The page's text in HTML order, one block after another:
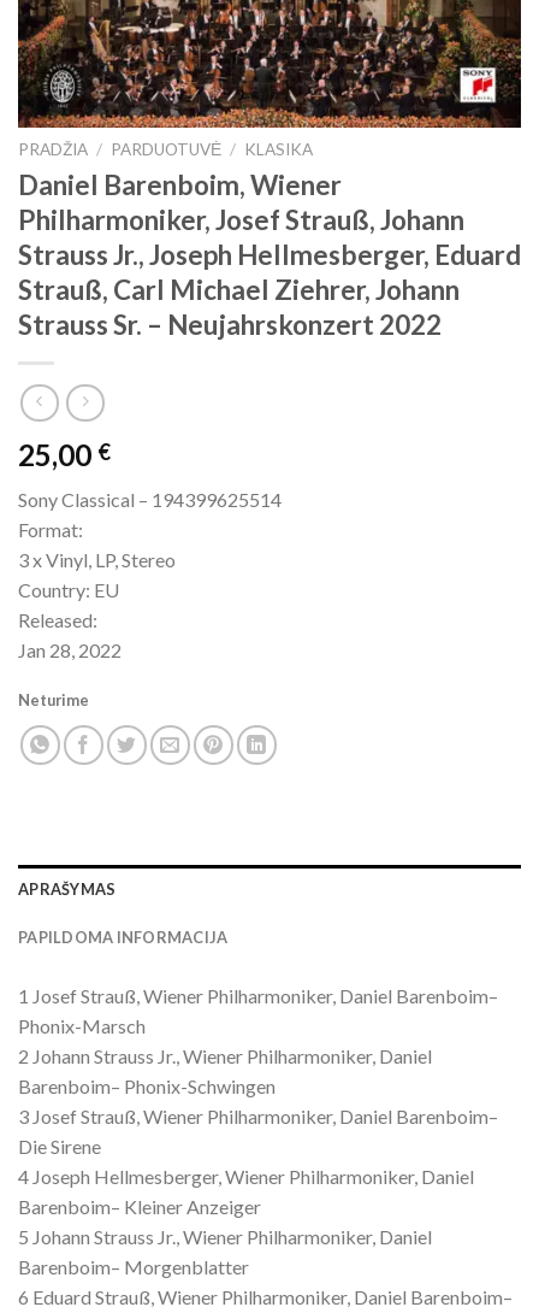
PRADŽIA / PARDUOTUVĖ / KLASIKA
Daniel Barenboim, Wiener
Philharmoniker, Josef Strauß, Johann
Strauss Jr., Joseph Hellmesberger, Eduard
Strauß, Carl Michael Ziehrer, Johann
Strauss Sr. – Neujahrskonzert 2022
25,00 €
Sony Classical – 194399625514
Format:
3 x Vinyl, LP, Stereo
Country: EU
Released:
Jan 28, 2022
Neturime
APRAŠYMAS
PAPILDOMA INFORMACIJA
1 Josef Strauß, Wiener Philharmoniker, Daniel Barenboim–
Phonix-Marsch
2 Johann Strauss Jr., Wiener Philharmoniker, Daniel
Barenboim– Phonix-Schwingen
3 Josef Strauß, Wiener Philharmoniker, Daniel Barenboim–
Die Sirene
4 Joseph Hellmesberger, Wiener Philharmoniker, Daniel
Barenboim– Kleiner Anzeiger
5 Johann Strauss Jr., Wiener Philharmoniker, Daniel
Barenboim– Morgenblatter
6 Eduard Strauß, Wiener Philharmoniker, Daniel Barenboim–